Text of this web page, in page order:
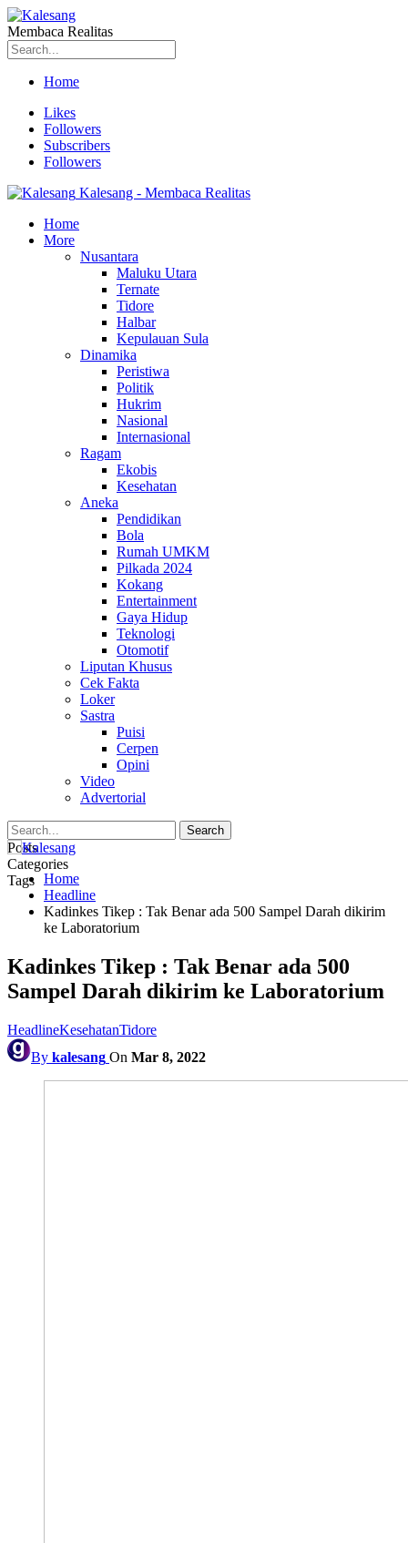
Membaca Realitas
Home
Likes
Followers
Subscribers
Followers
Kalesang - Membaca Realitas
Home
More
Nusantara
Maluku Utara
Ternate
Tidore
Halbar
Kepulauan Sula
Dinamika
Peristiwa
Politik
Hukrim
Nasional
Internasional
Ragam
Ekobis
Kesehatan
Aneka
Pendidikan
Bola
Rumah UMKM
Pilkada 2024
Kokang
Entertainment
Gaya Hidup
Teknologi
Otomotif
Liputan Khusus
Cek Fakta
Loker
Sastra
Puisi
Cerpen
Opini
Video
Advertorial
Posts
Categories
Tags Home
Headline
Kadinkes Tikep : Tak Benar ada 500 Sampel Darah dikirim
ke Laboratorium
Kadinkes Tikep : Tak Benar ada 500
Sampel Darah dikirim ke Laboratorium
HeadlineKesehatanTidore
By kalesang On Mar 8, 2022